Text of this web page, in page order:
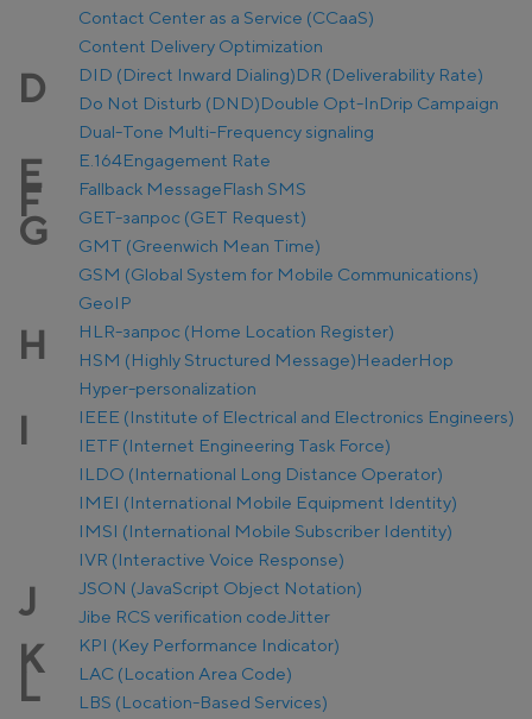
Contact Center as a Service (CCaaS)
Content Delivery Optimization
D DID (Direct Inward Dialing)DR (Deliverability Rate)
Do Not Disturb (DND)Double Opt-InDrip Campaign
Dual-Tone Multi-Frequency signaling
E E.164Engagement Rate
F Fallback MessageFlash SMS
G
GET-запрос (GET Request)
GMT (Greenwich Mean Time)
GSM (Global System for Mobile Communications)
GeoIP
H
HLR-запрос (Home Location Register)
HSM (Highly Structured Message)HeaderHop
Hyper-personalization
I
IEEE (Institute of Electrical and Electronics Engineers)
IETF (Internet Engineering Task Force)
ILDO (International Long Distance Operator)
IMEI (International Mobile Equipment Identity)
IMSI (International Mobile Subscriber Identity)
IVR (Interactive Voice Response)
J
JSON (JavaScript Object Notation)
Jibe RCS verification codeJitter
K KPI (Key Performance Indicator)
L
LAC (Location Area Code)
LBS (Location-Based Services)